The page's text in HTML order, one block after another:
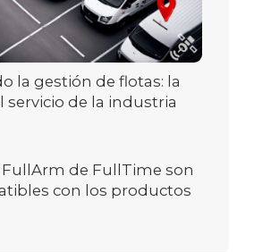
la gestión de flotas: la
servicio de la industria
de FullTime son
con los productos